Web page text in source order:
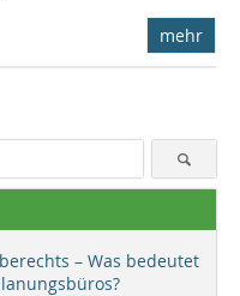
mehr
– Was bedeutet